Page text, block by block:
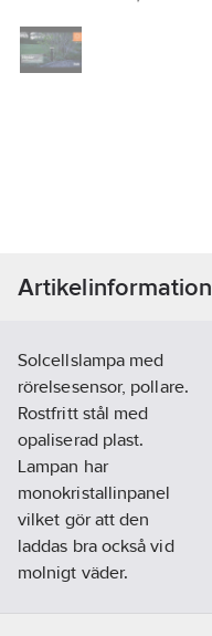
Artikelinformation
Solcellslampa med
rörelsesensor, pollare.
Rostfritt stål med
opaliserad plast.
Lampan har
monokristallinpanel
vilket gör att den
laddas bra också vid
molnigt väder.